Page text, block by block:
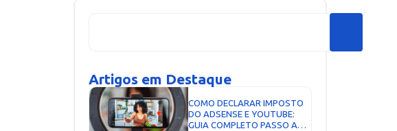
Artigos em Destaque
COMO DECLARAR IMPOSTO
DO ADSENSE E YOUTUBE:
GUIA COMPLETO PASSO A